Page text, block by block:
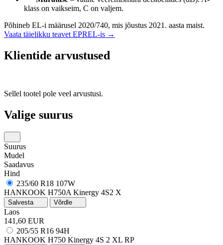
klass on vaikseim, C on valjem.
Põhineb EL-i määrusel 2020/740, mis jõustus 2021. aasta maist.
Vaata täielikku teavet EPREL-is →
Klientide arvustused
Sellel tootel pole veel arvustusi.
Valige suurus
Suurus
Mudel
Saadavus
Hind
235/60 R18 107W
HANKOOK H750A Kinergy 4S2 X
Salvesta Võrdle
Laos
141,60 EUR
205/55 R16 94H
HANKOOK H750 Kinergy 4S 2 XL RP